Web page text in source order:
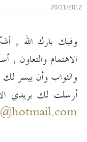
20/11/2012
وفيك بارك الله ,
الاهتمام والتعاون
والثواب وأن ييسر
أرسلت لك بريدي